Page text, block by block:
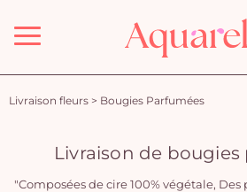
Menu
Livraison fleurs > Bougies Parfumées
Livraison de bougies
"Composées de cire 100% végétale,